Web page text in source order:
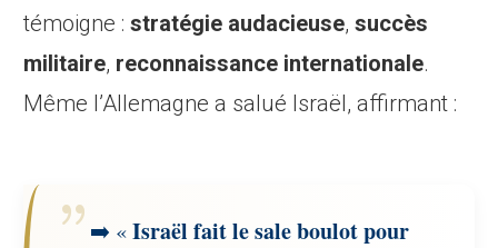
témoigne :stratégie audacieuse,succès
militaire, reconnaissance internationale.
Même l’Allemagne a salué Israël, affirmant :
➡️ «Israël fait le sale boulot pour